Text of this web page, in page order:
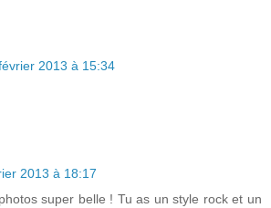
2013 à 15:34
2013 à 18:17
super belle ! Tu as un style rock et un